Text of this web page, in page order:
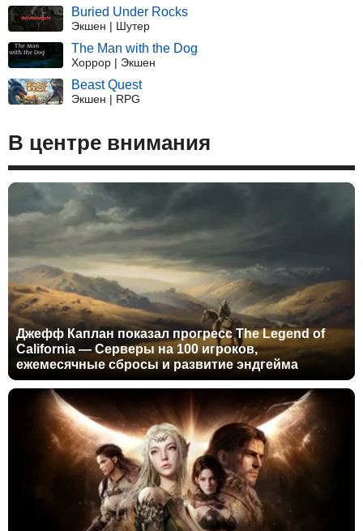
Buried Under Rocks
Экшен | Шутер
The Man with the Dog
Хоррор | Экшен
Beast Quest
Экшен | RPG
В центре внимания
Джефф Каплан показал прогресс The Legend of
California — Серверы на 100 игроков,
ежемесячные сбросы и развитие эндгейма